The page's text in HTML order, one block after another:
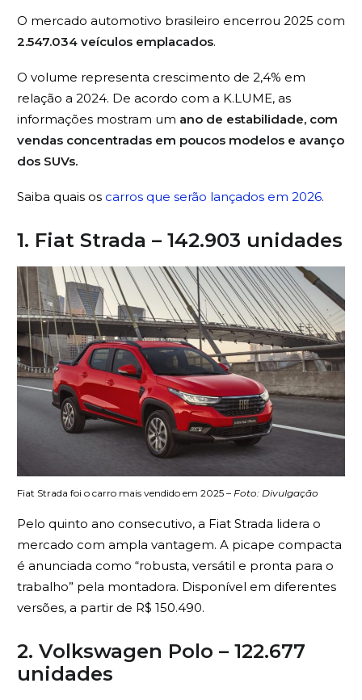
O mercado automotivo brasileiro encerrou 2025 com
2.547.034 veículos emplacados.
O volume representa crescimento de 2,4% em
relação a 2024. De acordo com a K.LUME, as
informações mostram um ano de estabilidade, com
vendas concentradas em poucos modelos e avanço
dos SUVs.
Saiba quais os carros que serão lançados em 2026.
1. Fiat Strada – 142.903 unidades
Fiat Strada foi o carro mais vendido em 2025 – Foto: Divulgação
Pelo quinto ano consecutivo, a Fiat Strada lidera o
mercado com ampla vantagem. A picape compacta
é anunciada como “robusta, versátil e pronta para o
trabalho” pela montadora. Disponível em diferentes
versões, a partir de R$ 150.490.
2. Volkswagen Polo – 122.677
unidades